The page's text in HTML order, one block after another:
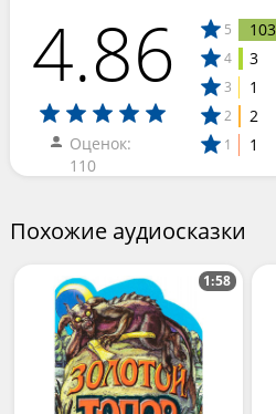
4.86
Оценок:
110
5 103
4 3
3 1
2 2
1 1
Похожие аудиосказки
1:58